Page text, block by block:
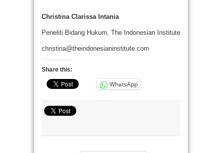
Christina Clarissa Intania
Peneliti Bidang Hukum, The Indonesian Institute
christina@theindonesianinstitute.com
Share this:
WhatsApp